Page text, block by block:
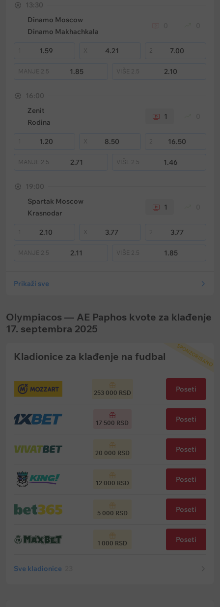
13:30
Dinamo Moscow
Dinamo Makhachkala
1 1.59 4.21 2 7.00
MANJE 2.5 1.85 VIŠE 2.5 2.10
16:00
Zenit
Rodina
1
1 1.20 8.50 2 16.50
MANJE 2.5 2.71 VIŠE 2.5 1.46
19:00
Spartak Moscow
Krasnodar
1
1 2.10 3.77 2 3.77
MANJE 2.5 2.11 VIŠE 2.5 1.85
Prikaži sve
Olympiacos — AE Paphos kvote za klađenje
17. septembra 2025
SPONZORISANO
Kladionice za klađenje na fudbal
253 000 RSD Poseti
17 500 RSD Poseti
20 000 RSD Poseti
12 000 RSD Poseti
5 000 RSD Poseti
1 000 RSD Poseti
Sve kladionice